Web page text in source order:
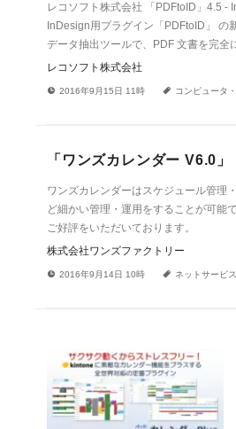
レコソフト株式会社 「PDFtoID」4.5
InDesign用プラグイン「PDFtoID」
データ抽出ツールで、PDF 文書を完
レコソフト株式会社
! 2016年9月15日 11時 a コンピュータ
「ワンズカレンダー V6.0
ワンズカレンダーはスケジュール管理
ど細かい管理・運用をすることが可能
ご好評をいただいております。
株式会社ワンズファクトリー
! 2016年9月14日 10時 a ネットサービス